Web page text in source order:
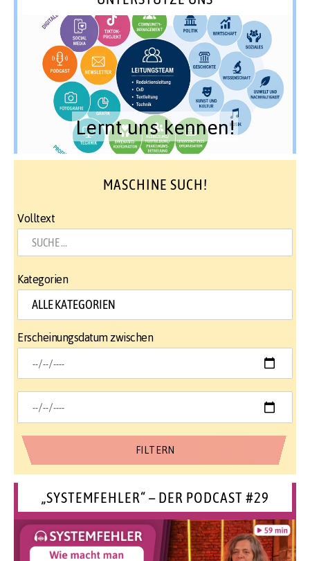
Lernt uns kennen!
MASCHINE SUCH!
Volltext
Kategorien
Erscheinungsdatum zwischen
„SYSTEMFEHLER“ – DER PODCAST #29